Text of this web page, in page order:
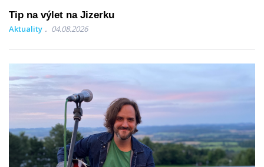
Tip na výlet na Jizerku
Aktuality 04.08.2026